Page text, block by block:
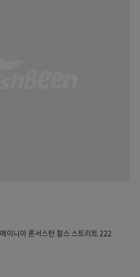
이니아 론서스턴 찰스 스트리트 222